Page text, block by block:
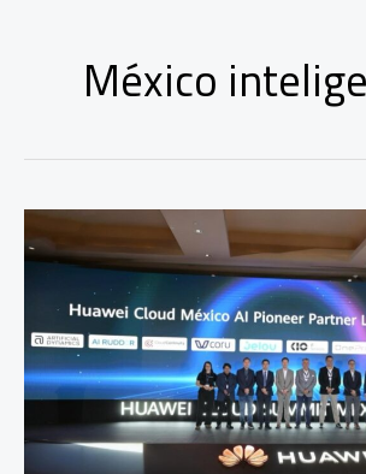
México